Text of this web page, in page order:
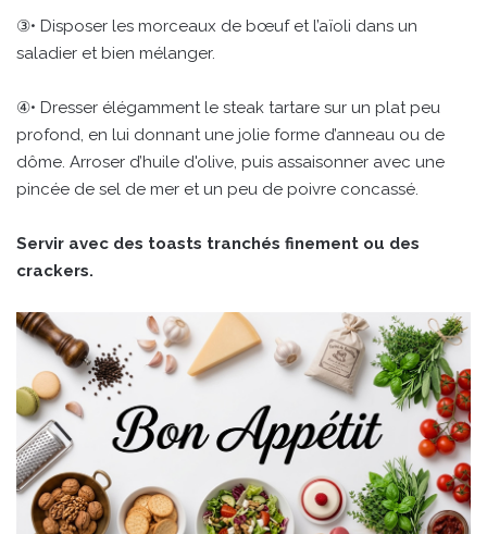
③• Disposer les morceaux de bœuf et l’aïoli dans un
saladier et bien mélanger.
④• Dresser élégamment le steak tartare sur un plat peu
profond, en lui donnant une jolie forme d’anneau ou de
dôme. Arroser d’huile d'olive, puis assaisonner avec une
pincée de sel de mer et un peu de poivre concassé.
Servir avec des toasts tranchés finement ou des
crackers.